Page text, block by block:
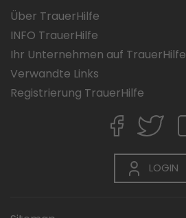
Über TrauerHilfe
INFO TrauerHilfe
Ihr Unternehmen auf TrauerHilfe
Verwandte Links
Registrierung TrauerHilfe
LOGIN